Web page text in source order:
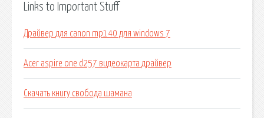
Links to Important Stuff
Драйвер для canon mp140 для windows 7
Acer aspire one d257 видеокарта драйвер
Скачать книгу свобода шамана